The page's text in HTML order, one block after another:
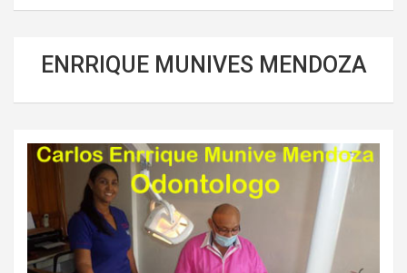
ENRRIQUE MUNIVES MENDOZA